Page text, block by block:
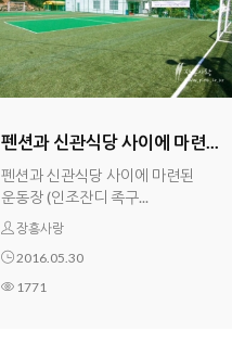
펜션과 신관식당 사이에 마련...
펜션과 신관식당 사이에 마련된
운동장 (인조잔디 족구...
장흥사랑
2016.05.30
1771